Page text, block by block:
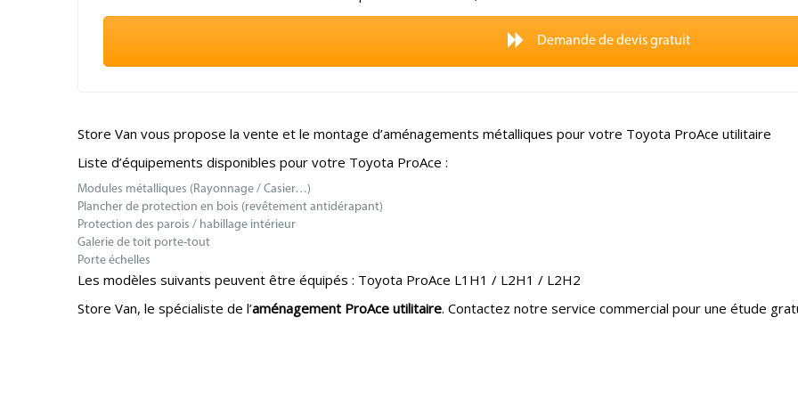
Demande de devis gratuit
Store Van vous propose la vente et le montage d’aménagements métalliques pour votre Toyota ProAce utilitaire
Liste d’équipements disponibles pour votre Toyota ProAce :
Modules métalliques (Rayonnage / Casier…)
Plancher de protection en bois (revêtement antidérapant)
Protection des parois / habillage intérieur
Galerie de toit porte-tout
Porte échelles
Les modèles suivants peuvent être équipés : Toyota ProAce L1H1 / L2H1 / L2H2
Store Van, le spécialiste de l’aménagement ProAce utilitaire. Contactez notre service commercial pour une étude